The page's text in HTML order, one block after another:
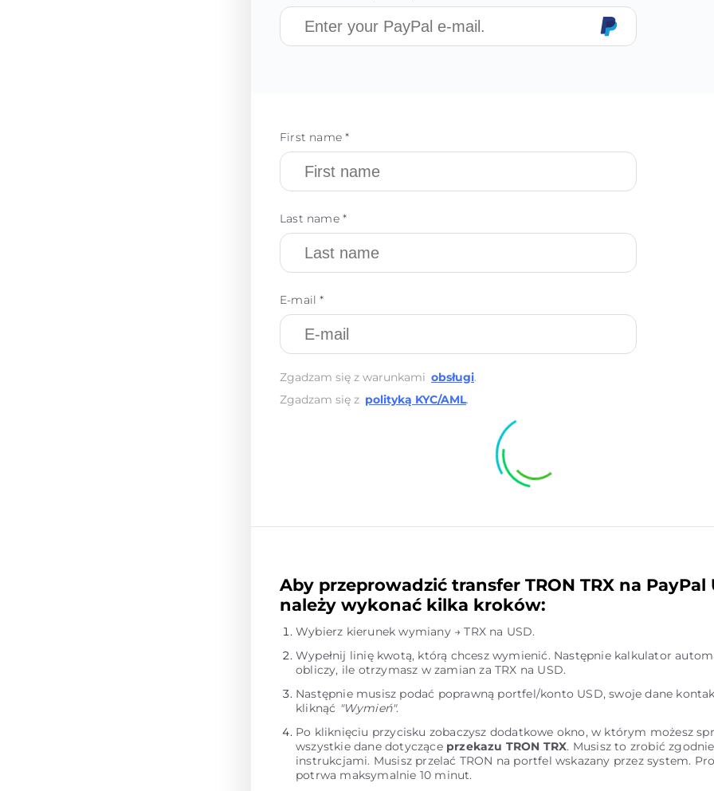
First name *
Last name *
E-mail *
Zgadzam się z warunkami obsługi.
Zgadzam się z polityką KYC/AML.
Aby przeprowadzić transfer TRON TRX na PayPal
należy wykonać kilka kroków:
Wybierz kierunek wymiany → TRX na USD.
Wypełnij linię kwotą, którą chcesz wymienić. Następnie kalkulator
obliczy, ile otrzymasz w zamian za TRX na USD.
Następnie musisz podać poprawną portfel/konto USD, swoje dane
kliknąć "Wymień".
Po kliknięciu przycisku zobaczysz dodatkowe okno, w którym możesz
wszystkie dane dotyczące przekazu TRON TRX. Musisz to zrobić
instrukcjami. Musisz przelać TRON na portfel wskazany przez system.
potrwa maksymalnie 10 minut.